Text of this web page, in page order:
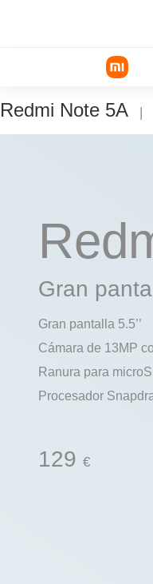
Redmi Note 5A |
Gran
Gran pantalla 5.5’’
Cámara de 13MP
Ranura para
Procesador
129 €